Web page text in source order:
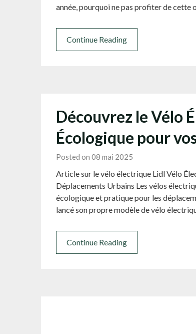
année, pourquoi ne pas profiter de cette
Continue Reading
Découvrez le Vélo
Écologique pour
Posted on 08 mai 2025
Article sur le vélo électrique Lidl Vélo
Déplacements Urbains Les vélos
écologique et pratique pour les
lancé son propre modèle de vélo
Continue Reading